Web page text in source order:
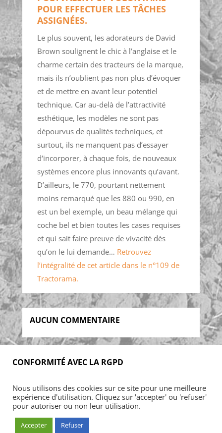
POUR EFFECTUER LES TÂCHES
ASSIGNÉES.
Le plus souvent, les adorateurs de David
Brown soulignent le chic à l’anglaise et le
charme certain des tracteurs de la marque,
mais ils n’oublient pas non plus d’évoquer
et de mettre en avant leur potentiel
technique. Car au-delà de l’attractivité
esthétique, les modèles ne sont pas
dépourvus de qualités techniques, et
surtout, ils ne manquent pas d’essayer
d‘incorporer, à chaque fois, de nouveaux
systèmes encore plus innovants qu’avant.
D’ailleurs, le 770, pourtant nettement
moins remarqué que les 880 ou 990, en
est un bel exemple, un beau mélange qui
coche bel et bien toutes les cases requises
et qui sait faire preuve de vivacité dès
qu’on le lui demande… Retrouvez
l’intégralité de cet article dans le n°109 de
Tractorama.
AUCUN COMMENTAIRE
Foires & manifestations
Petites annonces
Contact
Mon Compte
CONFORMITÉ AVEC LA RGPD
Nous utilisons des cookies sur ce site pour une meilleure
expérience d'utilisation. Cliquez sur 'accepter' ou 'refuser'
pour autoriser ou non leur utilisation.
Accepter Refuser